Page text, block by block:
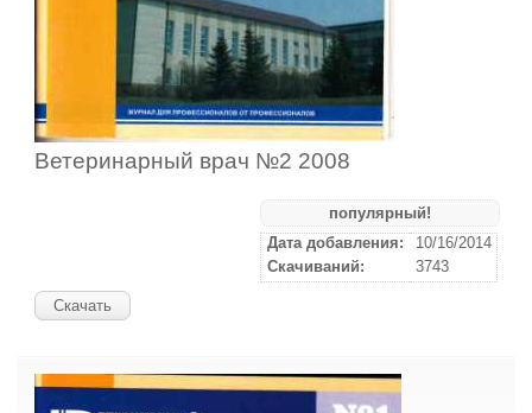
Ветеринарный врач №2 2008
популярный!
Дата добавления:
10/16/2014
Скачиваний:
3743
Скачать